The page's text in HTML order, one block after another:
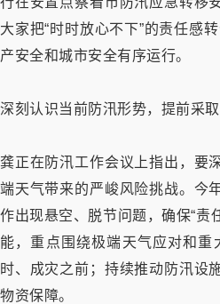
大家把“时时放心不下”的责任感
产安全和城市安全有序运行。
深刻认识当前防汛形势，提前采
龚正在防汛工作会议上指出，要
端天气带来的严峻风险挑战。今
作出现悬空、脱节问题，确保“责
能，重点围绕极端天气应对和
时、成灾之前；持续推动防汛设
物资保障。